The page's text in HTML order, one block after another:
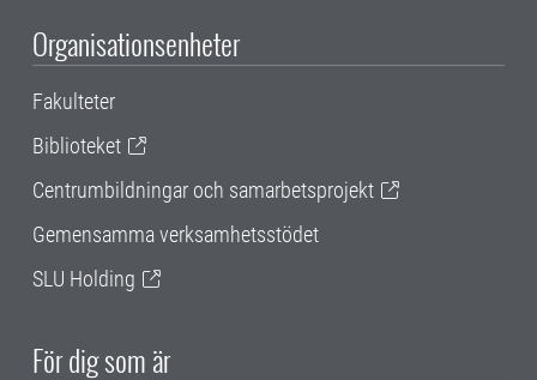
Organisationsenheter
Fakulteter
Biblioteket
Centrumbildningar och samarbetsprojekt
Gemensamma verksamhetsstödet
SLU Holding
För dig som är